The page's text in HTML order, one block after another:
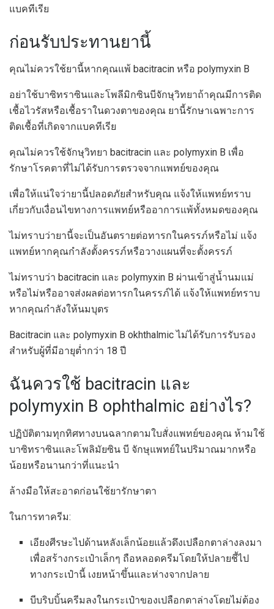
แบคทีเรีย
ก่อนรับประทานยานี้
คุณไม่ควรใช้ยานี้หากคุณแพ้ bacitracin หรือ polymyxin B
อย่าใช้บาซิทราซินและโพลีมิกซินบีจักษุวิทยาถ้าคุณมีการติด
เชื้อไวรัสหรือเชื้อราในดวงตาของคุณ ยานี้รักษาเฉพาะการ
ติดเชื้อที่เกิดจากแบคทีเรีย
คุณไม่ควรใช้จักษุวิทยา bacitracin และ polymyxin B เพื่อ
รักษาโรคตาที่ไม่ได้รับการตรวจจากแพทย์ของคุณ
เพื่อให้แน่ใจว่ายานี้ปลอดภัยสำหรับคุณ แจ้งให้แพทย์ทราบ
เกี่ยวกับเงื่อนไขทางการแพทย์หรืออาการแพ้ทั้งหมดของคุณ
ไม่ทราบว่ายานี้จะเป็นอันตรายต่อทารกในครรภ์หรือไม่ แจ้ง
แพทย์หากคุณกำลังตั้งครรภ์หรือวางแผนที่จะตั้งครรภ์
ไม่ทราบว่า bacitracin และ polymyxin B ผ่านเข้าสู่น้ำนมแม่
หรือไม่หรืออาจส่งผลต่อทารกในครรภ์ได้ แจ้งให้แพทย์ทราบ
หากคุณกำลังให้นมบุตร
Bacitracin และ polymyxin B okhthalmic ไม่ได้รับการรับรอง
สำหรับผู้ที่มีอายุต่ำกว่า 18 ปี
ฉันควรใช้ bacitracin และ
polymyxin B ophthalmic อย่างไร?
ปฏิบัติตามทุกทิศทางบนฉลากตามใบสั่งแพทย์ของคุณ ห้ามใช้
บาซิทราซินและโพลิมัยซิน บี จักษุแพทย์ในปริมาณมากหรือ
น้อยหรือนานกว่าที่แนะนำ
ล้างมือให้สะอาดก่อนใช้ยารักษาตา
ในการทาครีม:
เอียงศีรษะไปด้านหลังเล็กน้อยแล้วดึงเปลือกตาล่างลงมา
เพื่อสร้างกระเป๋าเล็กๆ ถือหลอดครีมโดยให้ปลายชี้ไป
ทางกระเป๋านี้ เงยหน้าขึ้นและห่างจากปลาย
บีบริบบิ้นครีมลงในกระเป๋าของเปลือกตาล่างโดยไม่ต้อง